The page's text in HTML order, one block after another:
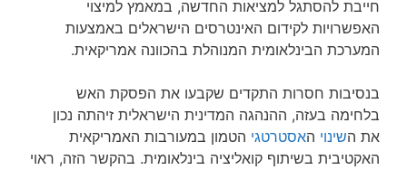
חייבת להסתגל למציאות החדשה, במאמץ למיצוי
האפשרויות לקידום האינטרסים הישראלים באמצעות
המערכת הבינלאומית המנוהלת בהכוונה אמריקאית.
בנסיבות חסרות התקדים שקבעו את הפסקת האש
בלחימה בעזה, ההנהגה המדינית הישראלית זיהתה נכון
את השינוי האסטרטגי הטמון במעורבות האמריקאית
האקטיבית בשיתוף קואליציה בינלאומית. בהקשר הזה, ראוי